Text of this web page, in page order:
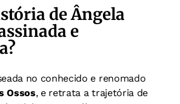
de Ângela
e
no conhecido e renomado
Ossos, e retrata a trajetória de